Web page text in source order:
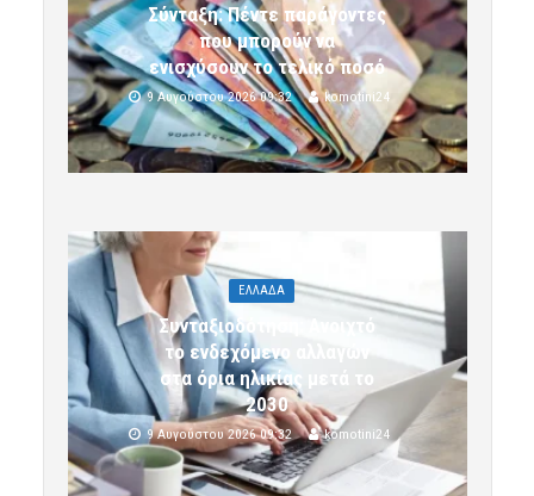
Σύνταξη: Πέντε παράγοντες
που μπορούν να
ενισχύσουν το τελικό ποσό
9 Αυγούστου 2026 09:32 komotini24
ΕΛΛΑΔΑ
Συνταξιοδότηση: Ανοιχτό
το ενδεχόμενο αλλαγών
στα όρια ηλικίας μετά το
2030
9 Αυγούστου 2026 09:32 komotini24